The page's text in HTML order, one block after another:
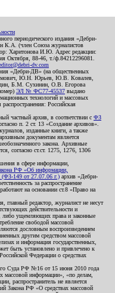
периодического издания «Дебри-
К.А. (член Союза журналистов
Харитонова И.Ю. Адрес редакции:
Октября, 88-46, т./ф.84212296081.
dv.com
«Дебри-ДВ» (на общественных
Ю.Н. Юрьев, Ю.В. Ковалев,
Б.М. Сухинин, О.В. Егорова
ЭЛ № ФС77-45537 выдано
технологий и массовых
Российская
частный архив, в соответствии с ФЗ
п. 2 ст. 13 «Создание архивов».
изданные книги, а также
документам является
закона. Архивные
согласно ст.ст. 1275, 1276, 1306
в сфере информации,
РФ «Об информации,
(ФЗ-149 от 27.07.06 г.) архив «Дебри-
за распространение
на основании ст.8 «Право на
редактор, журналист не несут
действительности и
либо ущемляющих права и законные
свободой массовой
дословным воспроизведением
другим средством массовой
и информация государственных,
быть установлено и привлечено к
Федерации о средствах
Суда РФ №16 от 15 июня 2010 года
массовой информации», «по делам,
распространитель не является
Закона РФ «О средствах массовой